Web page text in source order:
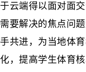
于云端得以面对面
需要解决的焦点问
手共进，为当地体
化，提高学生体育